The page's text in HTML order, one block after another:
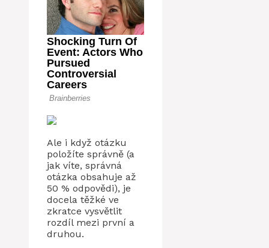
Ale i když otázku
položíte správně (a
jak víte, správná
otázka obsahuje až
50 % odpovědi), je
docela těžké ve
zkratce vysvětlit
rozdíl mezi první a
druhou.